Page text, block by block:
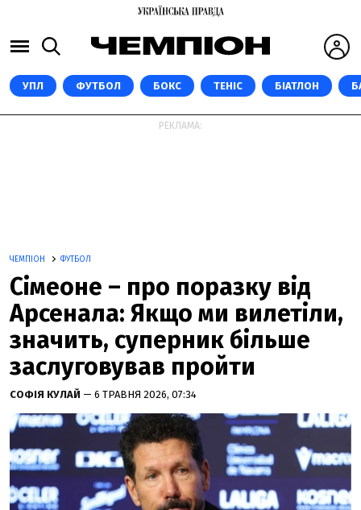
УПЛ ФУТБОЛ БОКС ТЕНІС БІАТЛОН
РЕКЛАМА:
ЧЕМПІОН ФУТБОЛ
Сімеоне – про поразку від
Арсенала: Якщо ми вилетіли,
значить, суперник більше
заслуговував пройти
СОФІЯ КУЛАЙ — 6 ТРАВНЯ 2026, 07:34